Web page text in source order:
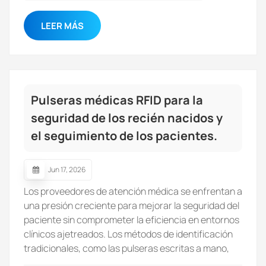
sistema.Tipo arcadeTecnología
recomendadaCentro de Entretenimiento Familiar
(FEC)RFIDParques temáticosRFIDparques
la actualización del sistema)Salones recreativos
pequeños con presupuesto limitadoBanda
magnéticaSi va a invertir en un sistema
completamente nuevo, la tecnología RFID suele ser
banda magnética todavía funciona bien, es posible
que no sea necesario actualizarlo de
inmediato. Preguntas que debes hacerte antes de
elegir tu sistema de cartas de juego.Antes de
comparar precios o materiales para tarjetas,
conviene hacerse algunas preguntas sencillas
sobre el proyecto.1. ¿Estás construyendo una nueva
LEER MÁS
Pulseras médicas RFID para la
seguridad de los recién nacidos y
el seguimiento de los pacientes.
Jun 17, 2026
Los proveedores de atención médica se enfrentan a
una presión creciente para mejorar la seguridad del
paciente sin comprometer la eficiencia en entornos
clínicos ajetreados. Los métodos de identificación
tradicionales, como las pulseras escritas a mano,